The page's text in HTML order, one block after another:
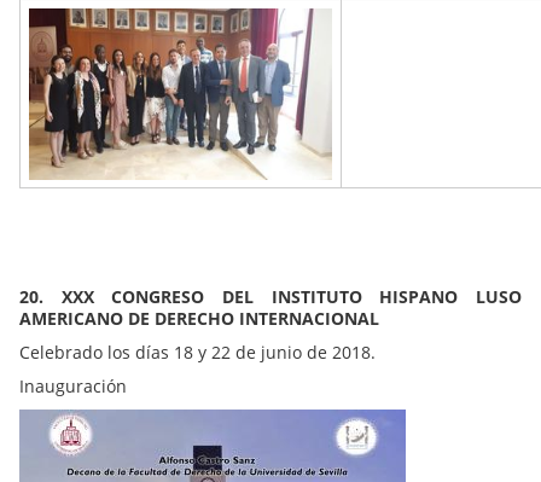
20. XXX CONGRESO DEL INSTITUTO HISPANO LUSO
AMERICANO DE DERECHO INTERNACIONAL
Celebrado los días 18 y 22 de junio de 2018.
Inauguración